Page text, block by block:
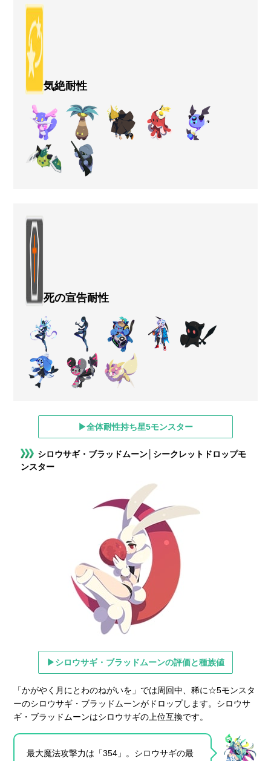
気絶耐性
死の宣告耐性
▶全体耐性持ち星5モンスター
シロウサギ・ブラッドムーン│シークレットドロップモ
ンスター
▶シロウサギ・ブラッドムーンの評価と種族値
「かがやく月にとわのねがいを」では周回中、稀に☆5モンスタ
ーのシロウサギ・ブラッドムーンがドロップします。シロウサ
ギ・ブラッドムーンはシロウサギの上位互換です。
最大魔法攻撃力は「354」。シロウサギの最